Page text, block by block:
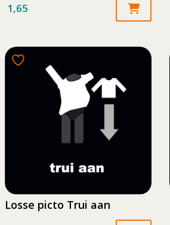
1,65
Losse picto Trui aan